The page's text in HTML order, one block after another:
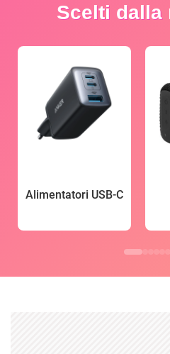
Scelti dalla
Alimentatori USB-C